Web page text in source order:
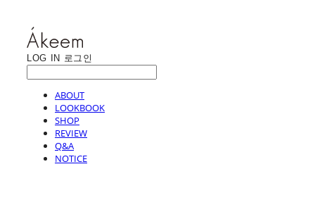
LOG IN 로그인
ABOUT
LOOKBOOK
SHOP
REVIEW
Q&A
NOTICE